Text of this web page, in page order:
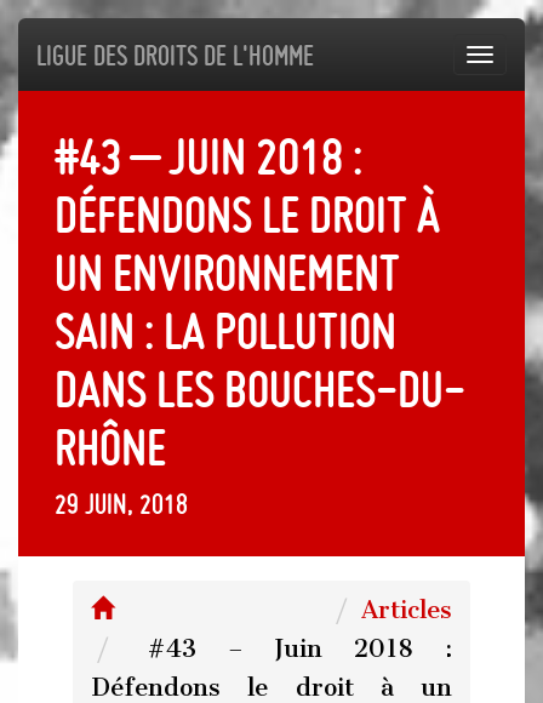
Ligue des droits de l'Homme
#43 – Juin 2018 :
Défendons le droit à
un environnement
sain : la pollution
dans les Bouches-du-
Rhône
29 juin, 2018
Articles
#43 – Juin 2018 :
Défendons le droit à un